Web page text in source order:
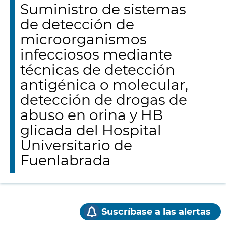
Suministro de sistemas
de detección de
microorganismos
infecciosos mediante
técnicas de detección
antigénica o molecular,
detección de drogas de
abuso en orina y HB
glicada del Hospital
Universitario de
Fuenlabrada
Suscríbase a las alertas